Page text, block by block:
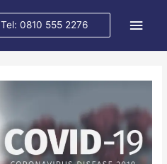
Tel: 0810 555 2276